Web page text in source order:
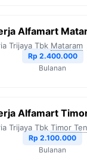
Alfamart
Trijaya Tbk Mataram
Rp 2.400.000
Bulanan
Alfamart
Trijaya Tbk Timor
Rp 2.100.000
Bulanan